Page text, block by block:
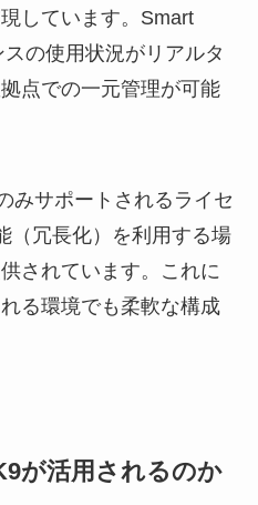
しています。Smart
の使用状況がリアルタ
点での一元管理が可能
みサポートされるライセ
（冗長化）を利用する場
されています。これに
る環境でも柔軟な構成
が活用されるのか